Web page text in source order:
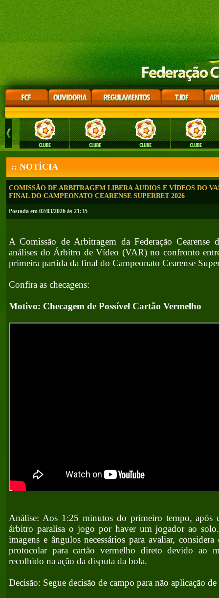
:: NOTÍCIA
COMISSÃO DE ARBITRAGEM LIBERA ÁUDIOS E VÍDEOS DO
FINAL DO CAMPEONATO CEARENSE SUPERBET 2026
Postada em 02/03/2026 às 21:35
A Comissão de Arbitragem da Federação Cearense
análises do Árbitro de Vídeo (VAR) no confronto
primeira partida da final do Campeonato Cearense
Confira as checagens:
Motivo: Checagem de Possível Cartão Vermelho
Análise: Aos 1:25 minutos do primeiro tempo, após
árbitro paralisa o jogo por haver um jogador ao
imagens e ângulos necessários para avaliar,
protocolar para cartão vermelho direto devido ao
recolhido na ação da disputa da bola.
Decisão: Segue decisão de campo para não aplicação